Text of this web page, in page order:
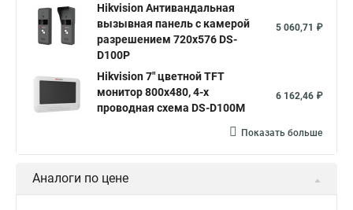
Hikvision Антивандальная
вызывная панель с камерой
разрешением 720х576 DS-
D100P
5 060,71 ₽
Hikvision 7" цветной TFT
монитор 800х480, 4-х
проводная схема DS-D100M
6 162,46 ₽
Показать больше
Аналоги по цене